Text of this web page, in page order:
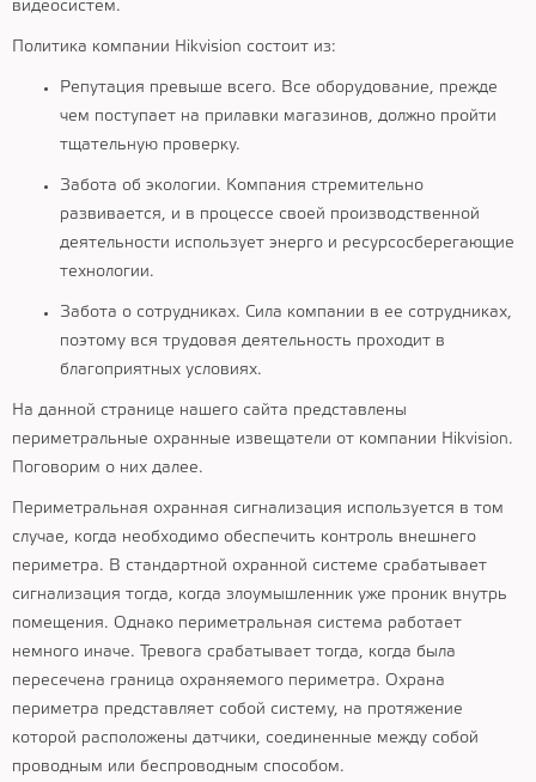
видеосистем.
Политика компании Hikvision состоит из:
Репутация превыше всего. Все оборудование, прежде
чем поступает на прилавки магазинов, должно пройти
тщательную проверку.
Забота об экологии. Компания стремительно
развивается, и в процессе своей производственной
деятельности использует энерго и ресурсосберегающие
технологии.
Забота о сотрудниках. Сила компании в ее сотрудниках,
поэтому вся трудовая деятельность проходит в
благоприятных условиях.
На данной странице нашего сайта представлены
периметральные охранные извещатели от компании Hikvision.
Поговорим о них далее.
Периметральная охранная сигнализация используется в том
случае, когда необходимо обеспечить контроль внешнего
периметра. В стандартной охранной системе срабатывает
сигнализация тогда, когда злоумышленник уже проник внутрь
помещения. Однако периметральная система работает
немного иначе. Тревога срабатывает тогда, когда была
пересечена граница охраняемого периметра. Охрана
периметра представляет собой систему, на протяжение
которой расположены датчики, соединенные между собой
проводным или беспроводным способом.